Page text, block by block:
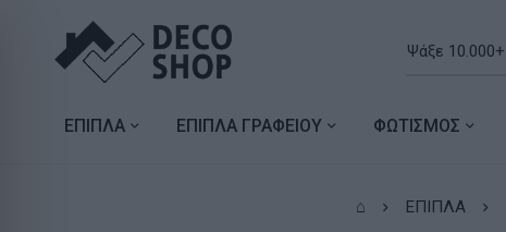
ΕΠΙΠΛΑ ΕΠΙΠΛΑ ΓΡΑΦΕΙΟΥ ΦΩΤΙΣΜΟΣ
⌂ ΕΠΙΠΛΑ